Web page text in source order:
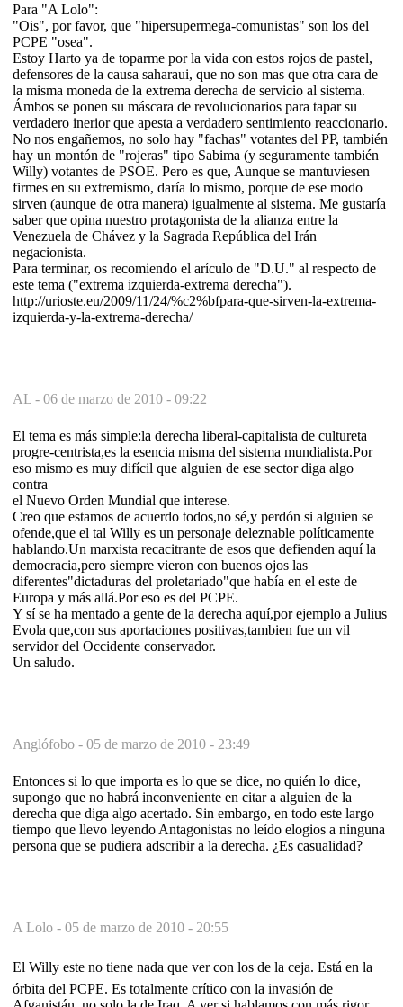
Para "A Lolo":
"Ois", por favor, que "hipersupermega-comunistas" son los del
PCPE "osea".
Estoy Harto ya de toparme por la vida con estos rojos de pastel,
defensores de la causa saharaui, que no son mas que otra cara de
la misma moneda de la extrema derecha de servicio al sistema.
Ámbos se ponen su máscara de revolucionarios para tapar su
verdadero inerior que apesta a verdadero sentimiento reaccionario.
No nos engañemos, no solo hay "fachas" votantes del PP, también
hay un montón de "rojeras" tipo Sabima (y seguramente también
Willy) votantes de PSOE. Pero es que, Aunque se mantuviesen
firmes en su extremismo, daría lo mismo, porque de ese modo
sirven (aunque de otra manera) igualmente al sistema. Me gustaría
saber que opina nuestro protagonista de la alianza entre la
Venezuela de Chávez y la Sagrada República del Irán
negacionista.
Para terminar, os recomiendo el arículo de "D.U." al respecto de
este tema ("extrema izquierda-extrema derecha").
http://urioste.eu/2009/11/24/%c2%bfpara-que-sirven-la-extrema-
izquierda-y-la-extrema-derecha/
AL - 06 de marzo de 2010 - 09:22
El tema es más simple:la derecha liberal-capitalista de cultureta
progre-centrista,es la esencia misma del sistema mundialista.Por
eso mismo es muy difícil que alguien de ese sector diga algo
contra
el Nuevo Orden Mundial que interese.
Creo que estamos de acuerdo todos,no sé,y perdón si alguien se
ofende,que el tal Willy es un personaje deleznable políticamente
hablando.Un marxista recacitrante de esos que defienden aquí la
democracia,pero siempre vieron con buenos ojos las
diferentes"dictaduras del proletariado"que había en el este de
Europa y más allá.Por eso es del PCPE.
Y sí se ha mentado a gente de la derecha aquí,por ejemplo a Julius
Evola que,con sus aportaciones positivas,tambien fue un vil
servidor del Occidente conservador.
Un saludo.
Anglófobo - 05 de marzo de 2010 - 23:49
Entonces si lo que importa es lo que se dice, no quién lo dice,
supongo que no habrá inconveniente en citar a alguien de la
derecha que diga algo acertado. Sin embargo, en todo este largo
tiempo que llevo leyendo Antagonistas no leído elogios a ninguna
persona que se pudiera adscribir a la derecha. ¿Es casualidad?
A Lolo - 05 de marzo de 2010 - 20:55
El Willy este no tiene nada que ver con los de la ceja. Está en la
órbita del PCPE. Es totalmente crítico con la invasión de